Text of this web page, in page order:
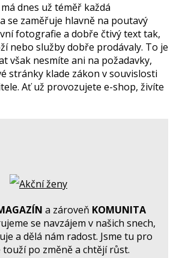
dnes už téměř každá
se zaměřuje hlavně na poutavý
fotografie a dobře čtivý text tak,
nebo služby dobře prodávaly. To je
však nesmíte ani na požadavky,
stránky klade zákon v souvislosti
Ať už provozujete e-shop, živíte
a zároveň KOMUNITA
se navzájem v našich snech,
a dělá nám radost. Jsme tu pro
po změně a chtějí růst.